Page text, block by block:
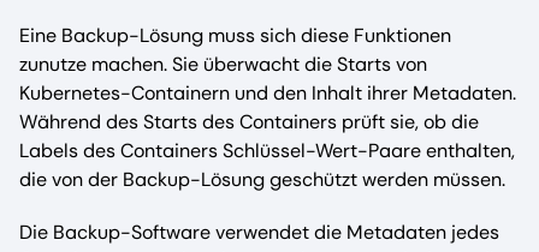
Eine Backup-Lösung muss sich diese Funktionen
zunutze machen. Sie überwacht die Starts von
Kubernetes-Containern und den Inhalt ihrer Metadaten.
Während des Starts des Containers prüft sie, ob die
Labels des Containers Schlüssel-Wert-Paare enthalten,
die von der Backup-Lösung geschützt werden müssen.
Die Backup-Software verwendet die Metadaten jedes